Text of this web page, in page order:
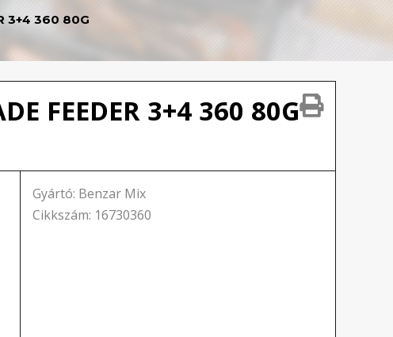
3+4 360 80G
FEEDER 3+4 360 80G
Gyártó: Benzar Mix
Cikkszám: 16730360